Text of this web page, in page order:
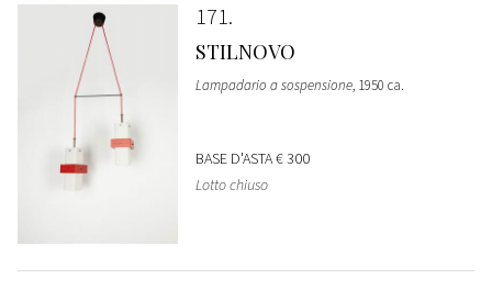
171
STILNOVO
Lampadario a sospensione, 1950 ca.
BASE D'ASTA€ 300
Lotto chiuso